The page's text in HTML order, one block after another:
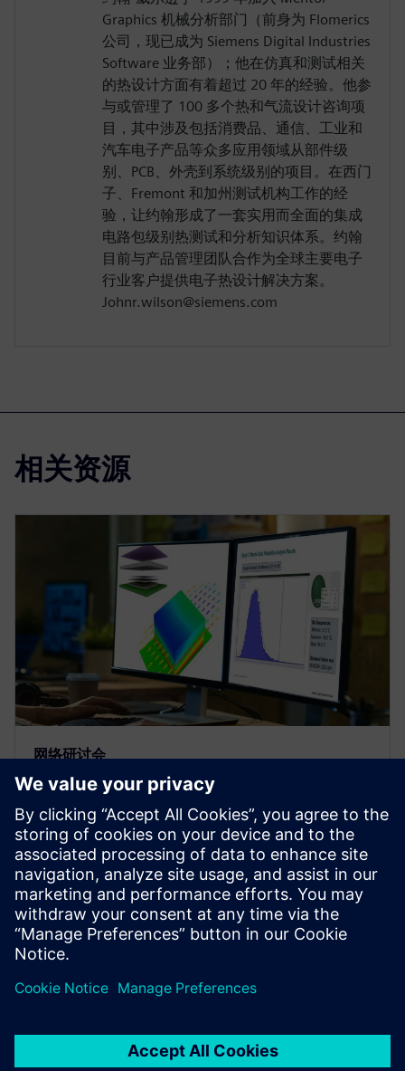
Graphics 机械分析部门（前身为 Flomerics
公司，现已成为 Siemens Digital Industries
Software 业务部）；他在仿真和测试相关
的热设计方面有着超过 20 年的经验。他参
与或管理了 100 多个热和气流设计咨询项
目，其中涉及包括消费品、通信、工业和
汽车电子产品等众多应用领域从部件级
别、PCB、外壳到系统级别的项目。在西门
子、Fremont 和加州测试机构工作的经
验，让约翰形成了一套实用而全面的集成
电路包级别热测试和分析知识体系。约翰
目前与产品管理团队合作为全球主要电子
行业客户提供电子热设计解决方案。
Johnr.wilson@siemens.com
相关资源
网络研讨会
Thermal analysis - influence of
variability on electronics
reliability
Explore influences of variability on electronics
thermal reliability using electronics cooling
simulation and design space exploration software |
Simcenter